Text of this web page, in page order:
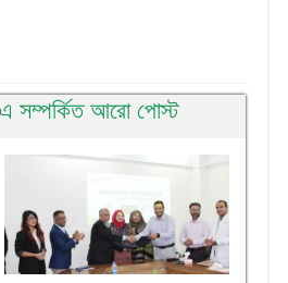
এ সম্পর্কিত আরো পোস্ট